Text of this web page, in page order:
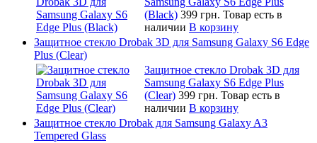
(Black) 399 грн. Товар есть в
наличии В корзину
Защитное стекло Drobak 3D для Samsung Galaxy S6 Edge
Plus (Clear)
Защитное стекло Drobak 3D для
Samsung Galaxy S6 Edge Plus
(Clear) 399 грн. Товар есть в
наличии В корзину
Защитное стекло Drobak для Samsung Galaxy A3
Tempered Glass